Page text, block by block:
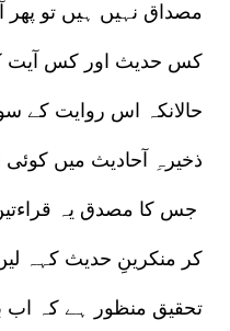
مصداق نہیں ہیں تو پھر
کس حدیث اور کس آیت کی
حالانکہ اس روایت کے
ذخیرہِ آحادیث میں
جس کا مصدق یہ
کر منکرینِ حدیث کہہ
تحقیق منظور ہے کہ اب